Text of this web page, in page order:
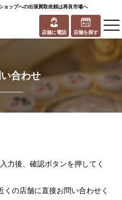
ョップへの出張買取依頼は再良市場へ
店舗に電話 店舗を探す
合わせ
力後、確認ボタンを押してく
の店舗に直接お問い合わせく